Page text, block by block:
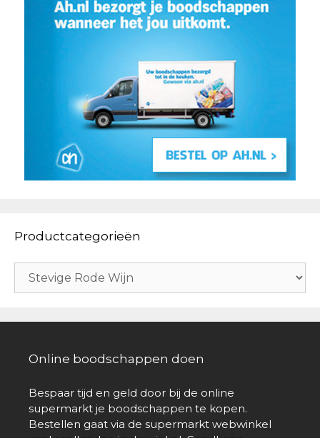
Productcategorieën
Online boodschappen doen
Bespaar tijd en geld door bij de online
supermarkt je boodschappen te kopen.
Bestellen gaat via de supermarkt webwinkel